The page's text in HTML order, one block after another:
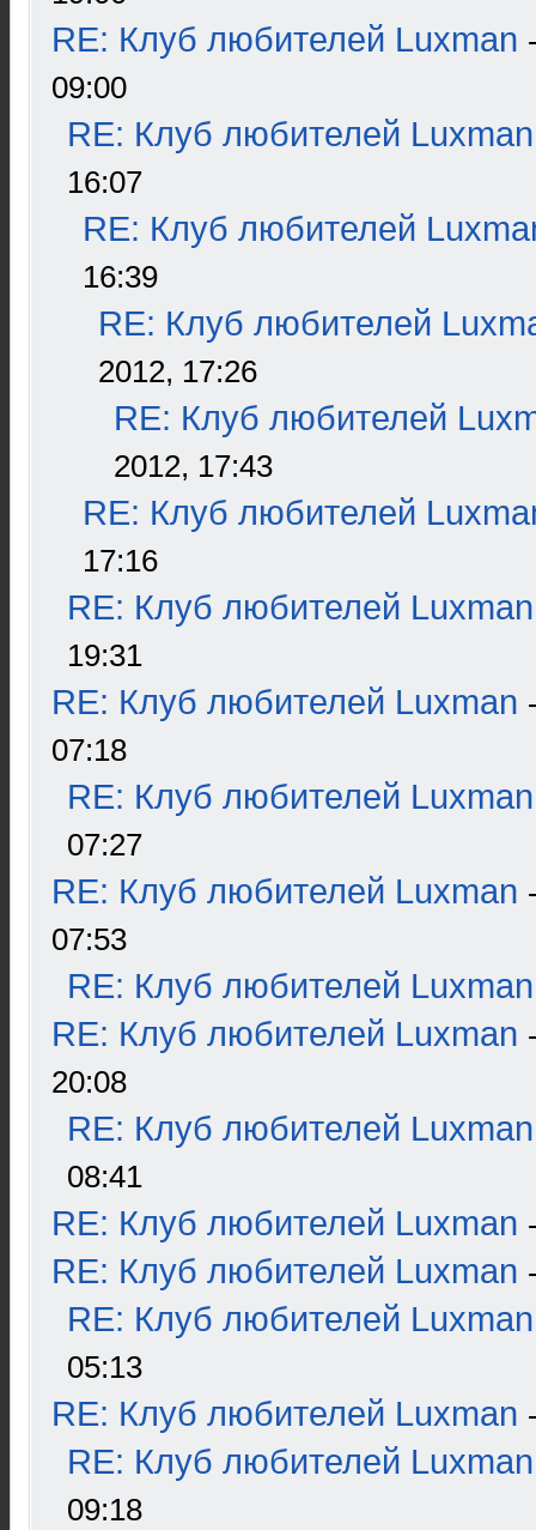
RE: Клуб любителей Luxman
09:00
RE: Клуб любителей Luxman
16:07
RE: Клуб любителей
16:39
RE: Клуб любителей
2012, 17:26
RE: Клуб любителей
2012, 17:43
RE: Клуб любителей
17:16
RE: Клуб любителей Luxman
19:31
RE: Клуб любителей Luxman
07:18
RE: Клуб любителей Luxman
07:27
RE: Клуб любителей Luxman
07:53
RE: Клуб любителей Luxman
RE: Клуб любителей Luxman
20:08
RE: Клуб любителей Luxman
08:41
RE: Клуб любителей Luxman
RE: Клуб любителей Luxman
RE: Клуб любителей Luxman
05:13
RE: Клуб любителей Luxman
RE: Клуб любителей Luxman
09:18